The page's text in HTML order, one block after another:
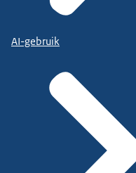
AI-gebruik